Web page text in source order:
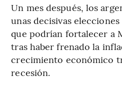
Un mes después, los
unas decisivas
que podrían fortalecer a
tras haber frenado la
crecimiento económico
recesión.